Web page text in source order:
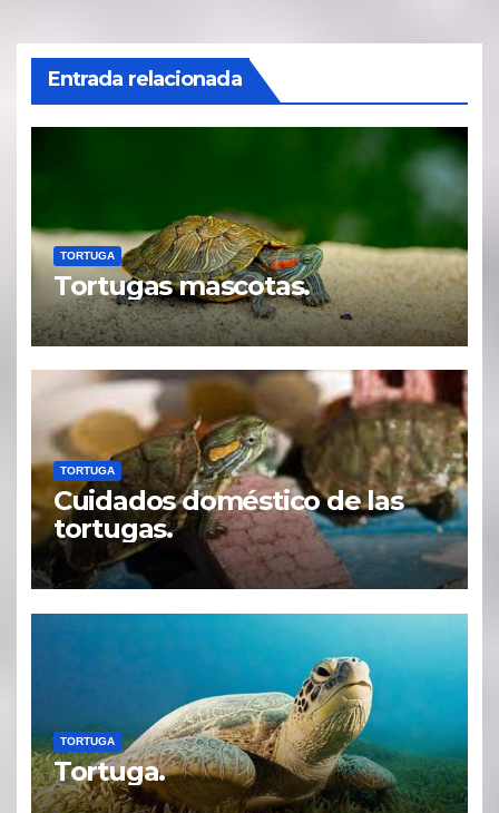
Entrada relacionada
TORTUGA
Tortugas mascotas.
TORTUGA
Cuidados doméstico de las
tortugas.
TORTUGA
Tortuga.